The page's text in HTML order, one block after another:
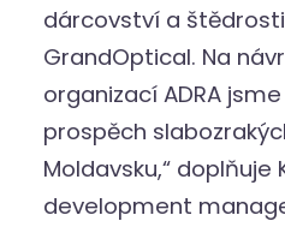
dárcovství a
GrandOptical. Na
organizací ADRA
prospěch
Moldavsku,“ doplňuje
development